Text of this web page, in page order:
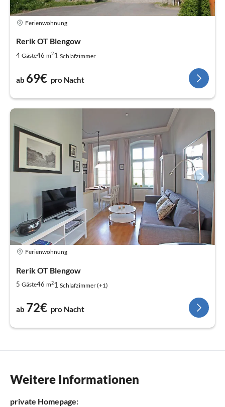
Ferienwohnung
Rerik OT Blengow
4 Gäste46 m21 Schlafzimmer
ab 69€ pro Nacht
Ferienwohnung
Rerik OT Blengow
5 Gäste46 m21 Schlafzimmer (+1)
ab 72€ pro Nacht
Weitere Informationen
private Homepage: